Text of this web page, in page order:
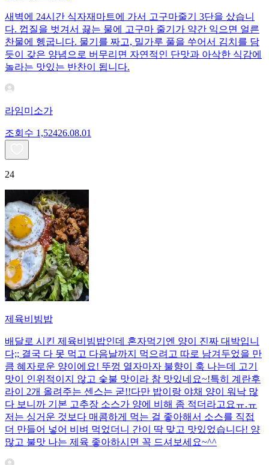
새벽에 24시간 식자재마트에 가서 고구마줄기 3단을 샀습니
다. 껍질을 벗겨서 끓는 물에 고구마 줄기가 약간 익으면 얼른
찬물에 헹굽니다. 물기를 짜고, 밀가루 풀을 쑤어서 김치를 담
듯이 갖은 양념으로 버무리면 자연적인 단맛과 아삭한 식감에
놀라는 맛있는 반찬이 됩니다.
라임미소가
조회수 1,52426.08.01
24
제육비빔밥
배달로 시킨 제육비빔밥인데 혼자먹기엔 양이 진짜 대박입니
다;; 결국 다 못 먹고 다음날까지 먹으려고 따로 남겨두었을 만
큼 혜자로운 양이에요! 뚜껑 열자마자 불향이 훅 나는데 고기
맛이 인위적이지 않고 숯불 맛이라 참 맛있네요~!특히 계란후
라이 2개 올려주는 센스는 굳!! ​다만 밥이랑 야채 양이 워낙 많
다 보니까 기본 고추장 소스가 양에 비해 좀 적더라고요ㅠ.ㅠ
저는 싱거운 것보다 매콤하게 먹는 걸 좋아해서 소스를 직접
더 만들어 넣어 비벼 먹었더니 간이 딱 맞고 맛있었습니다! 양
많고 불맛 나는 제육 좋아하시면 꼭 드셔보세요~^^